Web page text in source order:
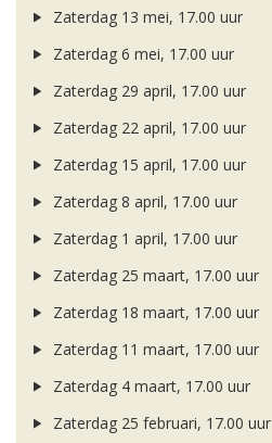
Zaterdag 13 mei, 17.00 uur
Zaterdag 6 mei, 17.00 uur
Zaterdag 29 april, 17.00 uur
Zaterdag 22 april, 17.00 uur
Zaterdag 15 april, 17.00 uur
Zaterdag 8 april, 17.00 uur
Zaterdag 1 april, 17.00 uur
Zaterdag 25 maart, 17.00 uur
Zaterdag 18 maart, 17.00 uur
Zaterdag 11 maart, 17.00 uur
Zaterdag 4 maart, 17.00 uur
Zaterdag 25 februari, 17.00 uur